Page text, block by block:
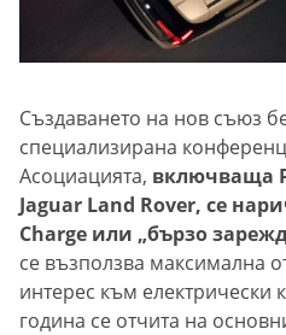
Създаването на нов съюз
специализирана
Асоциацията, включваща
Jaguar Land Rover, се
Charge или „бързо
се възползва максимална
интерес към електрически
година се отчита на